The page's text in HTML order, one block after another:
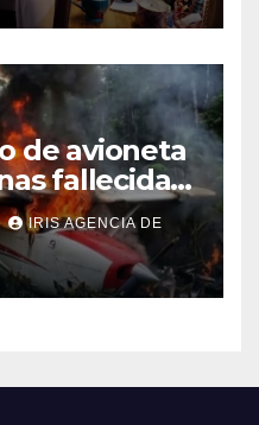
de avioneta
fallecidas
Morona
IRIS AGENCIA DE